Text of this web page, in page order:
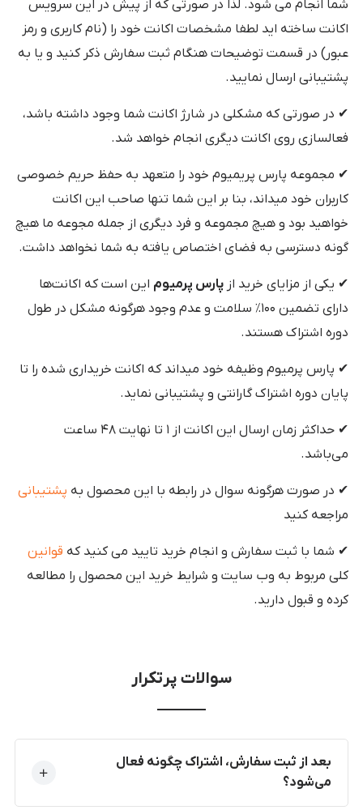
شما انجام می شود. لذا در صورتی که از پیش در این سرویس
اکانت ساخته اید لطفا مشخصات اکانت خود را (نام کاربری و رمز
عبور) در قسمت توضیحات هنگام ثبت سفارش ذکر کنید و یا به
پشتیبانی ارسال نمایید.
✔ در صورتی که مشکلی در شارژ اکانت شما وجود داشته باشد،
فعالسازی روی اکانت دیگری انجام خواهد شد.
✔ مجموعه پارس پریمیوم خود را متعهد به حفظ حریم خصوصی
کاربران خود میداند، بنا بر این شما تنها صاحب این اکانت
خواهید بود و هیچ مجموعه و فرد دیگری از جمله مجوعه ما هیچ
گونه دسترسی به فضای اختصاص یافته به شما نخواهد داشت.
✔ یکی از مزایای خرید از پارس پرمیوم این است که اکانت‌ها
دارای تضمین ۱۰۰٪ سلامت و عدم وجود هرگونه مشکل در طول
دوره اشتراک هستند.
✔ پارس پرمیوم وظیفه خود میداند که اکانت خریداری شده را تا
پایان دوره اشتراک گارانتی و پشتیبانی نماید.
✔ حداکثر زمان ارسال این اکانت از ۱ تا نهایت ۴۸ ساعت
می‌باشد.
✔ در صورت هرگونه سوال در رابطه با این محصول به پشتیبانی
مراجعه کنید
✔ شما با ثبت سفارش و انجام خرید تایید می کنید که قوانین
کلی مربوط به وب سایت و شرایط خرید این محصول را مطالعه
کرده و قبول دارید.
سوالات پرتکرار
بعد از ثبت سفارش، اشتراک چگونه فعال
می‌شود؟